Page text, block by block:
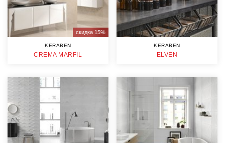
скидка 15%
KERABEN
CREMA MARFIL
KERABEN
ELVEN